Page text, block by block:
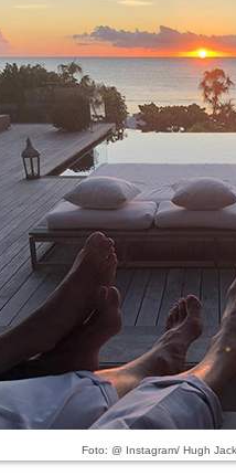
Foto: @ Instagram/ Hugh